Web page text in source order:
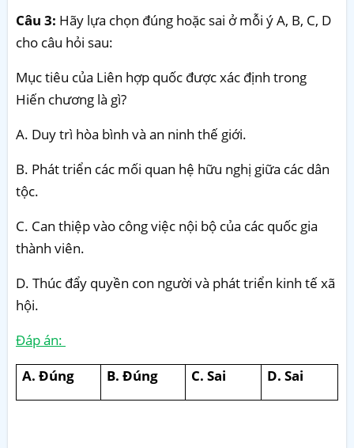
Câu 3: Hãy lựa chọn đúng hoặc sai ở mỗi ý A, B, C, D
cho câu hỏi sau:
Mục tiêu của Liên hợp quốc được xác định trong
Hiến chương là gì?
A. Duy trì hòa bình và an ninh thế giới.
B. Phát triển các mối quan hệ hữu nghị giữa các dân
tộc.
C. Can thiệp vào công việc nội bộ của các quốc gia
thành viên.
D. Thúc đẩy quyền con người và phát triển kinh tế xã
hội.
Đáp án:
A. Đúng
B. Đúng C. Sai D. Sai